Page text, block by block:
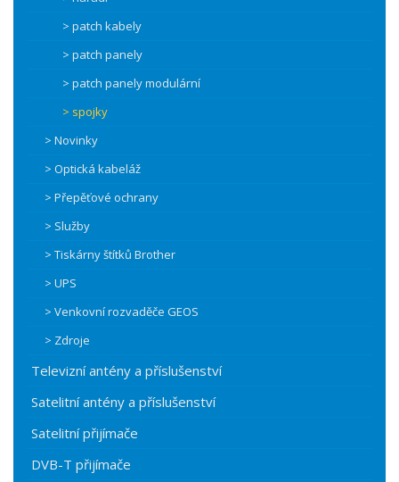
> patch kabely
> patch panely
> patch panely modulární
> spojky
> Novinky
> Optická kabeláž
> Přepěťové ochrany
> Služby
> Tiskárny štítků Brother
> UPS
> Venkovní rozvaděče GEOS
> Zdroje
Televizní antény a příslušenství
Satelitní antény a příslušenství
Satelitní přijímače
DVB-T přijímače